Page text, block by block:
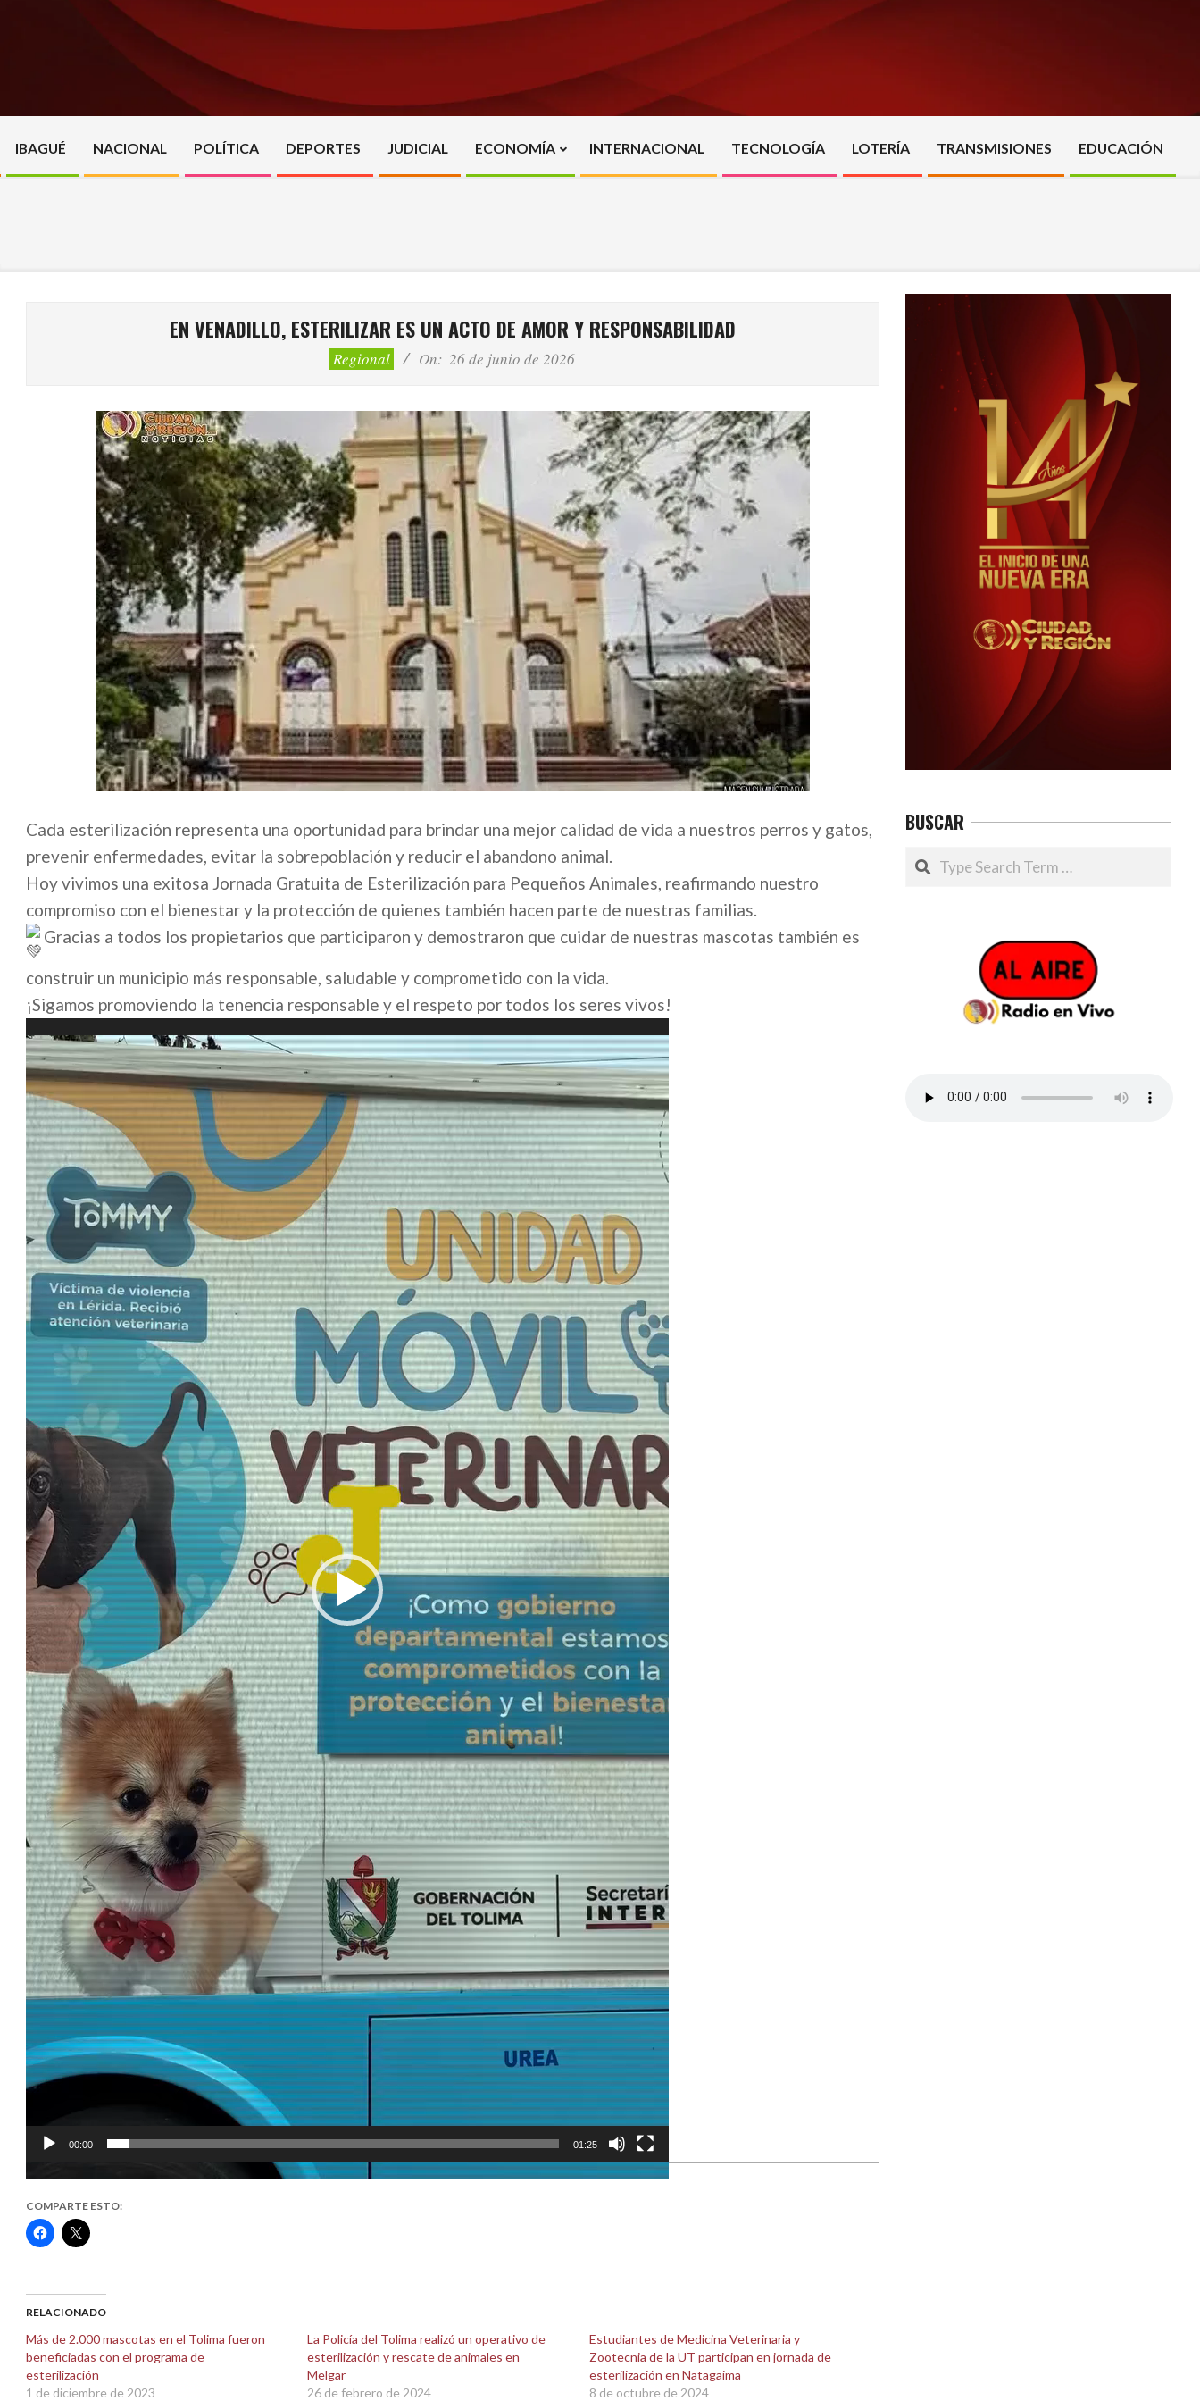
Primary
Navigation
IBAGUÉ NACIONAL POLÍTICA DEPORTES JUDICIAL ECONOMÍA INTERNACIONAL TECNOLOGÍA LOTERÍA TRANSMISIONES EDUCACIÓN
EN VENADILLO, ESTERILIZAR ES UN ACTO DE AMOR Y RESPONSABILIDAD
Regional On: 26 de junio de 2026
Cada esterilización representa una oportunidad para brindar una mejor calidad de vida a nuestros perros y gatos,
prevenir enfermedades, evitar la sobrepoblación y reducir el abandono animal.
Hoy vivimos una exitosa Jornada Gratuita de Esterilización para Pequeños Animales, reafirmando nuestro
compromiso con el bienestar y la protección de quienes también hacen parte de nuestras familias.
Gracias a todos los propietarios que participaron y demostraron que cuidar de nuestras mascotas también es
construir un municipio más responsable, saludable y comprometido con la vida.
¡Sigamos promoviendo la tenencia responsable y el respeto por todos los seres vivos!
Reproductor
de
vídeo
00:00 01:25
COMPARTE ESTO:
Haz
clic
abre
una
ventana
nueva)
Haz
clic
abre
una
ventana
nueva)
RELACIONADO
Más de 2.000 mascotas en el Tolima fueron
beneficiadas con el programa de
esterilización
1 de diciembre de 2023
La Policía del Tolima realizó un operativo de
esterilización y rescate de animales en
Melgar
26 de febrero de 2024
Estudiantes de Medicina Veterinaria y
Zootecnia de la UT participan en jornada de
esterilización en Natagaima
8 de octubre de 2024
BUSCAR
Search